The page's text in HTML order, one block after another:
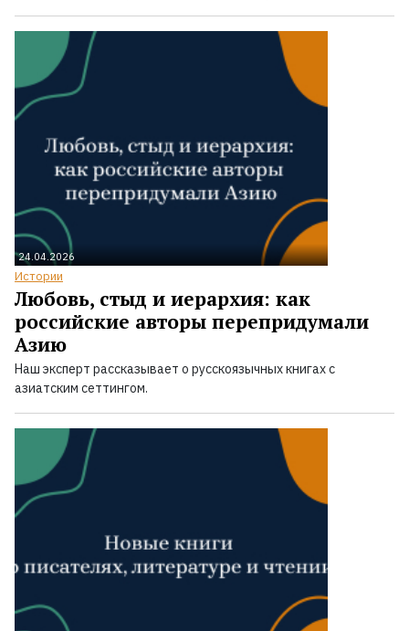
24.04.2026
Истории
Любовь, стыд и иерархия: как
российские авторы перепридумали
Азию
Наш эксперт рассказывает о русскоязычных книгах с
азиатским сеттингом.